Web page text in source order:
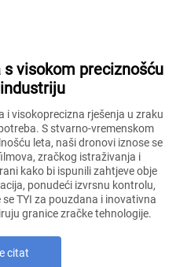
s visokom preciznošću
i visokoprecizna rješenja u zraku
S stvarno-vremenskom
leta, naši dronovi iznose se
zračkog istraživanja i
kako bi ispunili zahtjeve obje
ponudeći izvrsnu kontrolu,
TYI za pouzdana i inovativna
granice zračke tehnologije.
citat